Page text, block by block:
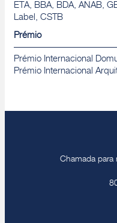
ETA, BBA, BDA, ANAB,
Label, CSTB
Prémio
Prémio Internacional
Prémio Internacional
Chamada para